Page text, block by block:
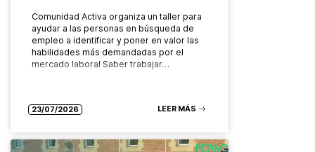
Comunidad Activa organiza un taller para
ayudar a las personas en búsqueda de
empleo a identificar y poner en valor las
habilidades más demandadas por el
mercado laboral Saber trabajar…
23/07/2026 LEER MÁS